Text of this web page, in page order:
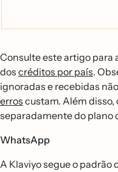
Consulte este artigo
dos créditos por país.
ignoradas e recebidas
erros custam. Além disso,
separadamente do plano
WhatsApp
A Klaviyo segue o padrão